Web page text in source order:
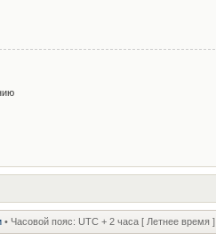
• Часовой пояс: UTC + 2 часа [ Летнее время ]